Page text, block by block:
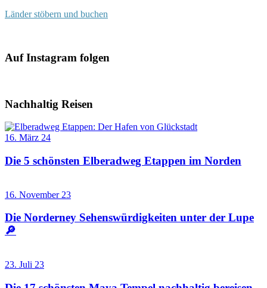
Länder stöbern und buchen
Auf Instagram folgen
Nachhaltig Reisen
16. März 24
Die 5 schönsten Elberadweg Etappen im Norden
16. November 23
Die Norderney Sehenswürdigkeiten unter der Lupe
🔎
23. Juli 23